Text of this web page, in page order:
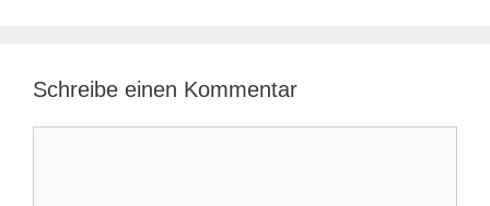
Schreibe einen Kommentar